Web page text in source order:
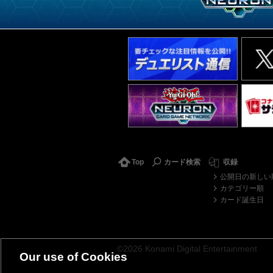
Top カード検索
収録
公開日の新しい
カテゴリー順
カード誕生日
©2026 Konami Digital Entertainment
Our use of Cookies